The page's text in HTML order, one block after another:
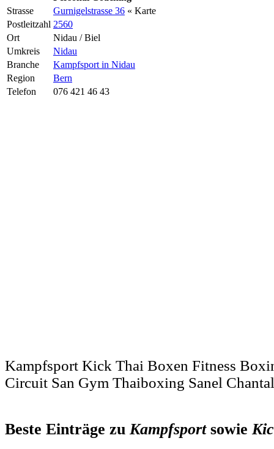
Strasse
Gurnigelstrasse 36 « Karte
Postleitzahl 2560
Ort
Nidau / Biel
Umkreis
Nidau
Branche
Kampfsport in Nidau
Region
Bern
Telefon
076 421 46 43
Kampfsport Kick Thai Boxen Fitness
Circuit San Gym Thaiboxing Sanel
Beste Einträge zuKampfsportsowie